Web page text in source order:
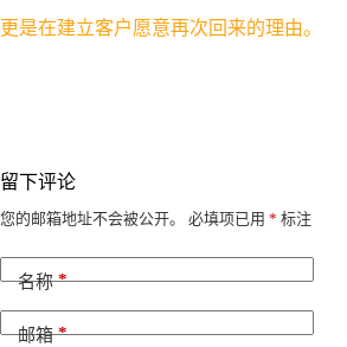
更是在建立客户愿意再次回来的理由。
留下评论
您的邮箱地址不会被公开。 必填项已用 * 标注
名称*
邮箱*
A
t
e